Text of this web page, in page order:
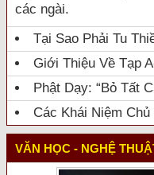
các ngài.
Tại Sao Phải Tu
Giới Thiệu Về Tạp
Phật Dạy: “Bỏ Tất
Các Khái Niệm
VĂN HỌC - NGHỆ